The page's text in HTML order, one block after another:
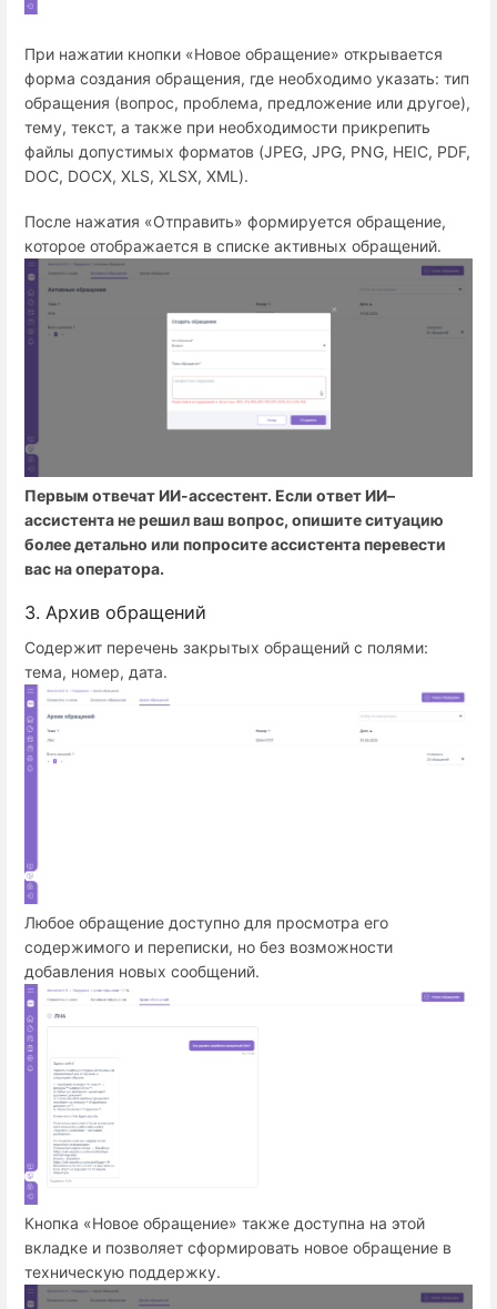
При нажатии кнопки «Новое обращение» открывается
форма создания обращения, где необходимо указать: тип
обращения (вопрос, проблема, предложение или другое),
тему, текст, а также при необходимости прикрепить
файлы допустимых форматов (JPEG, JPG, PNG, HEIC, PDF,
DOC, DOCX, XLS, XLSX, XML).
После нажатия «Отправить» формируется обращение,
которое отображается в списке активных обращений.
Первым отвечат ИИ-ассестент. Если ответ ИИ–
ассистента не решил ваш вопрос, опишите ситуацию
более детально или попросите ассистента перевести
вас на оператора.
3. Архив обращений
Содержит перечень закрытых обращений с полями:
тема, номер, дата.
Любое обращение доступно для просмотра его
содержимого и переписки, но без возможности
добавления новых сообщений.
Кнопка «Новое обращение» также доступна на этой
вкладке и позволяет сформировать новое обращение в
техническую поддержку.